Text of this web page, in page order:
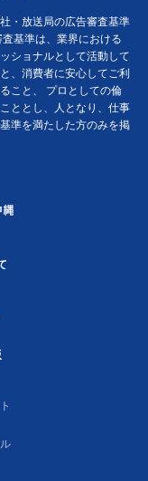
・放送局の広告審査基準
基準は、業界における
ショナルとして活動して
、消費者に安心してご利
こと、 プロとしての倫
ととし、人となり、仕事
準を満たした方のみを掲